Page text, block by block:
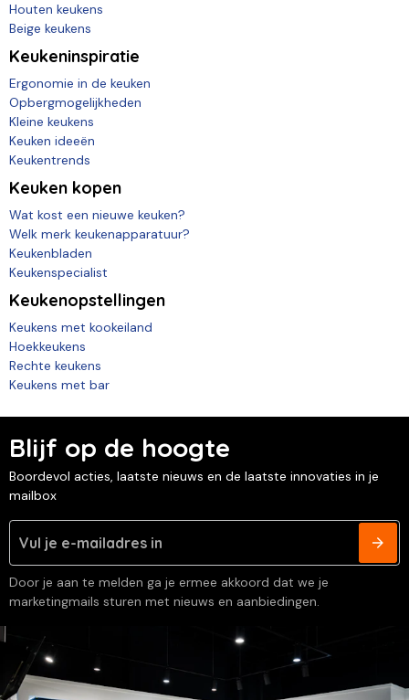
Houten keukens
Beige keukens
Keukeninspiratie
Ergonomie in de keuken
Opbergmogelijkheden
Kleine keukens
Keuken ideeën
Keukentrends
Keuken kopen
Wat kost een nieuwe keuken?
Welk merk keukenapparatuur?
Keukenbladen
Keukenspecialist
Keukenopstellingen
Keukens met kookeiland
Hoekkeukens
Rechte keukens
Keukens met bar
Blijf op de hoogte
Boordevol acties, laatste nieuws en de laatste innovaties in je
mailbox
Door je aan te melden ga je ermee akkoord dat we je
marketingmails sturen met nieuws en aanbiedingen.